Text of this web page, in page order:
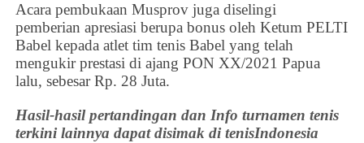
Acara pembukaan Musprov juga diselingi
pemberianapresiasi berupa bonus oleh Ketum PELTI
Babel kepada atlet tim tenis Babel yang telah
mengukir prestasi di ajang PON XX/2021 Papua
lalu, sebesar Rp. 28 Juta.
Hasil-hasil pertandingan dan Info turnamen tenis
terkini lainnya dapat disimak di tenisIndonesia